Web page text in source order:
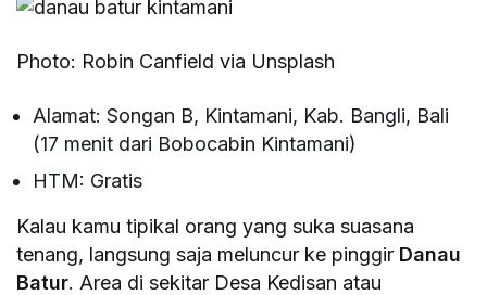
Photo: Robin Canfield via Unsplash
Alamat: Songan B, Kintamani, Kab. Bangli, Bali
(17 menit dari Bobocabin Kintamani)
HTM: Gratis
Kalau kamu tipikal orang yang suka suasana
tenang, langsung saja meluncur ke pinggir Danau
Batur. Area di sekitar Desa Kedisan atau